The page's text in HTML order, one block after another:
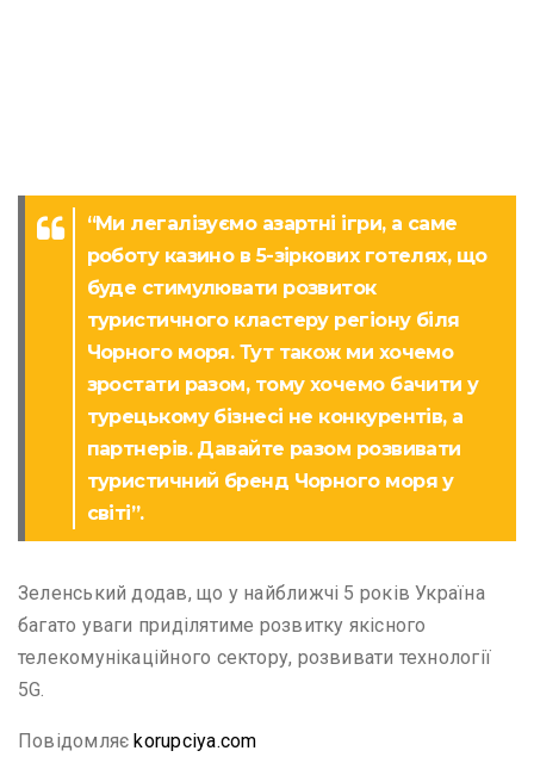
“Ми легалізуємо азартні ігри, а саме
роботу казино в 5-зіркових готелях, що
буде стимулювати розвиток
туристичного кластеру регіону біля
Чорного моря. Тут також ми хочемо
зростати разом, тому хочемо бачити у
турецькому бізнесі не конкурентів, а
партнерів. Давайте разом розвивати
туристичний бренд Чорного моря у
світі”.
Зеленський додав, що у найближчі 5 років Україна
багато уваги приділятиме розвитку якісного
телекомунікаційного сектору, розвивати технології
5G.
Повідомляєkorupciya.com